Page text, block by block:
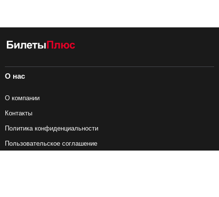
О нас
О компании
Контакты
Политика конфиденциальности
Пользовательское соглашение